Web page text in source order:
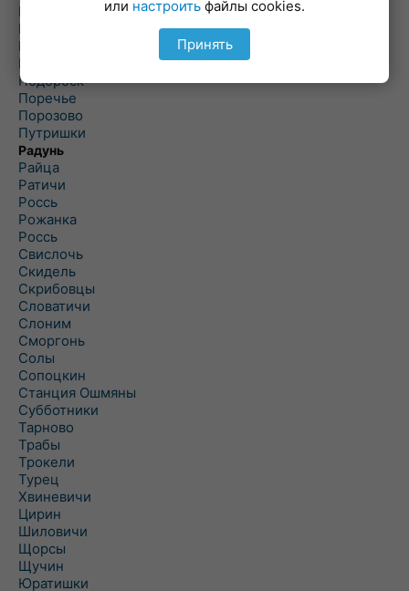
Погородно
Пограничный
Подлабенье
Подольцы
Подороск
Поречье
Порозово
Путришки
Радунь
Райца
Ратичи
Роcсь
Рожанка
Россь
Свислочь
Скидель
Скрибовцы
Словатичи
Слоним
Сморгонь
Солы
Сопоцкин
Станция Ошмяны
Субботники
Тарново
Трабы
Трокели
Турец
Хвиневичи
Цирин
Шиловичи
Щорсы
Щучин
Юратишки
или настроить файлы cookies.
Принять